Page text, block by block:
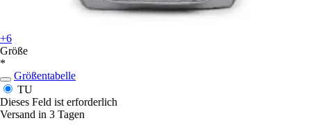
+6
Größe
*
Größentabelle
TU
Dieses Feld ist erforderlich
Versand in 3 Tagen